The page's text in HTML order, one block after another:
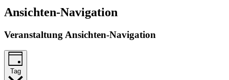
Ansichten-Navigation
Veranstaltung Ansichten-Navigation
Tag